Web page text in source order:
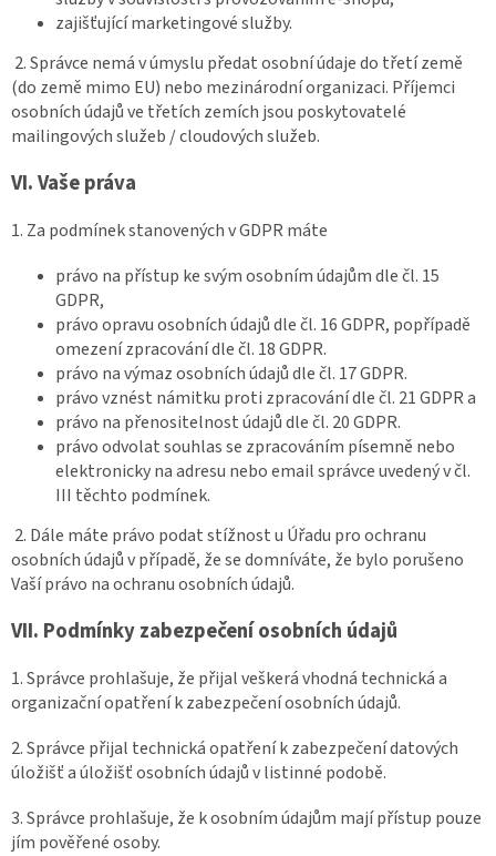
zajišťující marketingové služby.
2. Správce nemá v úmyslu předat osobní údaje do třetí země
(do země mimo EU) nebo mezinárodní organizaci. Příjemci
osobních údajů ve třetích zemích jsou poskytovatelé
mailingových služeb / cloudových služeb.
VI.Vaše práva
1. Za podmínek stanovených v GDPR máte
právo na přístup ke svým osobním údajům dle čl. 15
GDPR,
právo opravu osobních údajů dle čl. 16 GDPR, popřípadě
omezení zpracování dle čl. 18 GDPR.
právo na výmaz osobních údajů dle čl. 17 GDPR.
právo vznést námitku proti zpracování dle čl. 21 GDPR a
právo na přenositelnost údajů dle čl. 20 GDPR.
právo odvolat souhlas se zpracováním písemně nebo
elektronicky na adresu nebo email správce uvedený v čl.
III těchto podmínek.
2. Dále máte právo podat stížnost u Úřadu pro ochranu
osobních údajů v případě, že se domníváte, že bylo porušeno
Vaší právo na ochranu osobních údajů.
VII. Podmínky zabezpečení osobních údajů
1. Správce prohlašuje, že přijal veškerá vhodná technická a
organizační opatření k zabezpečení osobních údajů.
2. Správce přijal technická opatření k zabezpečení datových
úložišť a úložišť osobních údajů v listinné podobě.
3. Správce prohlašuje, že k osobním údajům mají přístup pouze
jím pověřené osoby.